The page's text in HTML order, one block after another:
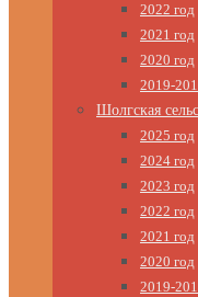
2022 год
2021 год
2020 год
2019-
Шолгская
2025 год
2024 год
2023 год
2022 год
2021 год
2020 год
2019-